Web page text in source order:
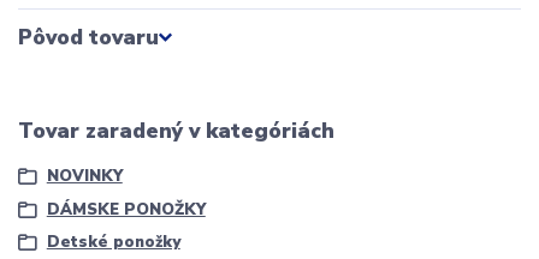
Pôvod tovaru
Tovar zaradený v kategóriách
NOVINKY
DÁMSKE PONOŽKY
Detské ponožky